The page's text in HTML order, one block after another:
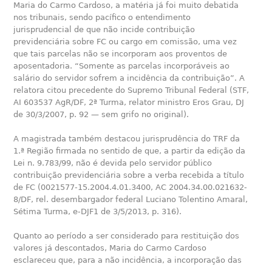
Maria do Carmo Cardoso, a matéria já foi muito debatida
nos tribunais, sendo pacífico o entendimento
jurisprudencial de que não incide contribuição
previdenciária sobre FC ou cargo em comissão, uma vez
que tais parcelas não se incorporam aos proventos de
aposentadoria. “Somente as parcelas incorporáveis ao
salário do servidor sofrem a incidência da contribuição”. A
relatora citou precedente do Supremo Tribunal Federal (STF,
AI 603537 AgR/DF, 2ª Turma, relator ministro Eros Grau, DJ
de 30/3/2007, p. 92 — sem grifo no original).
A magistrada também destacou jurisprudência do TRF da
1.ª Região firmada no sentido de que, a partir da edição da
Lei n. 9.783/99, não é devida pelo servidor público
contribuição previdenciária sobre a verba recebida a título
de FC (0021577-15.2004.4.01.3400, AC 2004.34.00.021632-
8/DF, rel. desembargador federal Luciano Tolentino Amaral,
Sétima Turma, e-DJF1 de 3/5/2013, p. 316).
Quanto ao período a ser considerado para restituição dos
valores já descontados, Maria do Carmo Cardoso
esclareceu que, para a não incidência, a incorporação das